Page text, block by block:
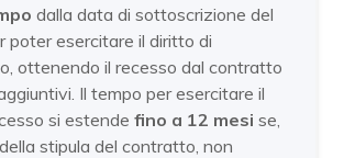
dalla data di sottoscrizione del
poter esercitare il diritto di
ottenendo il recesso dal contratto
Il tempo per esercitare il
si estende fino a 12 mesi se,
stipula del contratto, non